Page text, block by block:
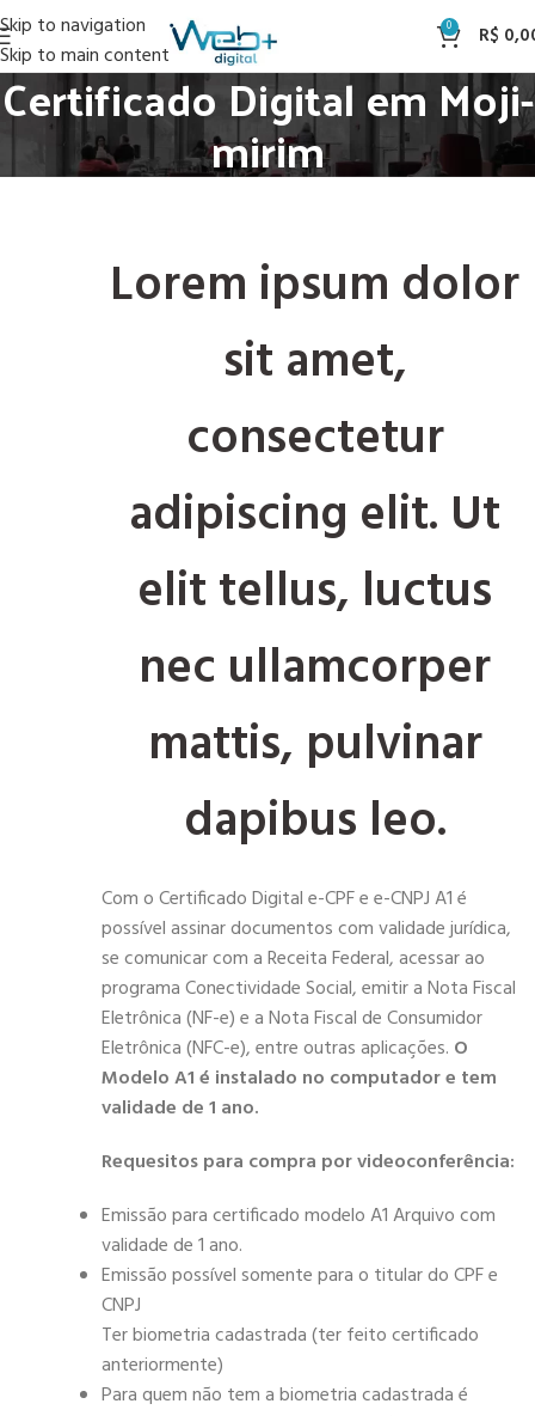
Skip to navigation
Skip to main content
0 R$
Certificado Digital em Moji-
mirim
Lorem ipsum dolor
sit amet,
consectetur
adipiscing elit. Ut
elit tellus, luctus
nec ullamcorper
mattis, pulvinar
dapibus leo.
Com o Certificado Digital e-CPF e e-CNPJ A1 é
possível assinar documentos com validade jurídica,
se comunicar com a Receita Federal, acessar ao
programa Conectividade Social, emitir a Nota Fiscal
Eletrônica (NF-e) e a Nota Fiscal de Consumidor
Eletrônica (NFC-e), entre outras aplicações. O
Modelo A1 é instalado no computador e tem
validade de 1 ano.
Requesitos para compra por videoconferência:
Emissão para certificado modelo A1 Arquivo com
validade de 1 ano.
Emissão possível somente para o titular do CPF e
CNPJ
Ter biometria cadastrada (ter feito certificado
anteriormente)
Para quem não tem a biometria cadastrada é